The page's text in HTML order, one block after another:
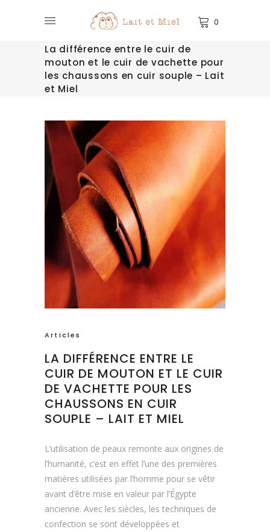
0
La différence entre le cuir de
mouton et le cuir de vachette pour
les chaussons en cuir souple – Lait
et Miel
Articles
LA DIFFÉRENCE ENTRE LE
CUIR DE MOUTON ET LE CUIR
DE VACHETTE POUR LES
CHAUSSONS EN CUIR
SOUPLE – LAIT ET MIEL
L’utilisation de peaux remonte aux origines de
l’humanité, c’est en effet l’une des premières
matières utilisées par l’homme pour se vêtir
avant d’être mise en valeur par l’Égypte
ancienne. Avec les siècles, les techniques de
confection se sont développées et